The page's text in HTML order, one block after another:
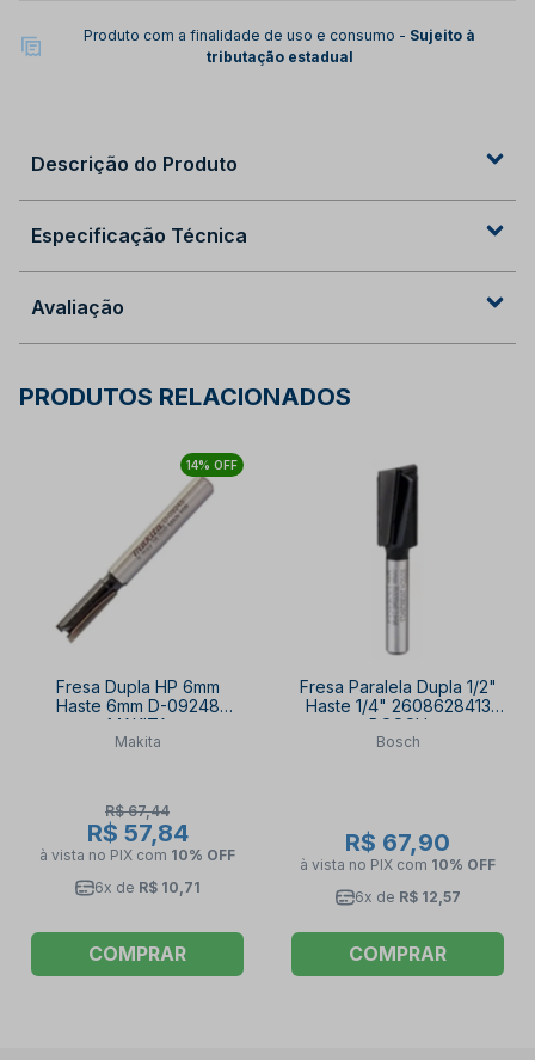
Produto com a finalidade de uso e consumo - Sujeito à
tributação estadual
Descrição do Produto
Especificação Técnica
Avaliação
PRODUTOS RELACIONADOS
14% OFF
Fresa Dupla HP 6mm
Haste 6mm D-09248
MAKITA
Makita
R$ 67,44
R$ 57,84
à vista no PIX com 10% OFF
6x de R$ 10,71
COMPRAR
Fresa Paralela Dupla 1/2"
Haste 1/4" 2608628413
BOSCH
Bosch
R$ 67,90
à vista no PIX com 10% OFF
6x de R$ 12,57
COMPRAR